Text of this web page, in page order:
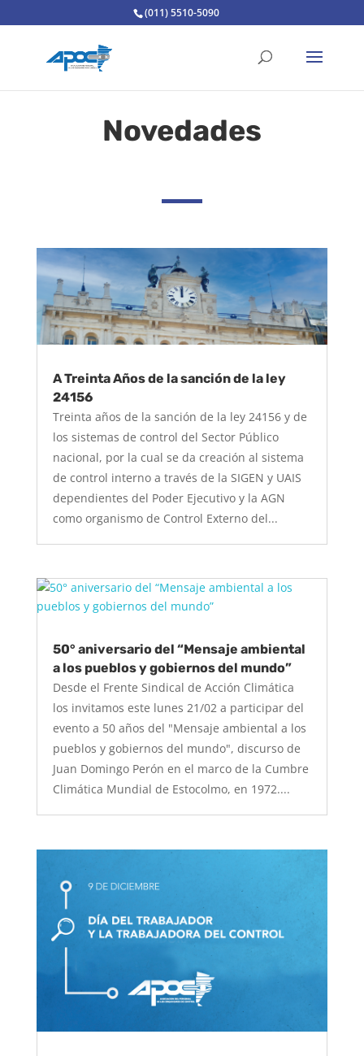
(011) 5510-5090
Novedades
A Treinta Años de la sanción de la ley
24156
Treinta años de la sanción de la ley 24156 y de
los sistemas de control del Sector Público
nacional, por la cual se da creación al sistema
de control interno a través de la SIGEN y UAIS
dependientes del Poder Ejecutivo y la AGN
como organismo de Control Externo del...
50° aniversario del “Mensaje ambiental
a los pueblos y gobiernos del mundo”
Desde el Frente Sindical de Acción Climática
los invitamos este lunes 21/02 a participar del
evento a 50 años del "Mensaje ambiental a los
pueblos y gobiernos del mundo", discurso de
Juan Domingo Perón en el marco de la Cumbre
Climática Mundial de Estocolmo, en 1972....